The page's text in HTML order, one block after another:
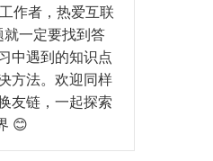
作者，热爱互联
一定要找到答
中遇到的知识点
方法。欢迎同样
友链，一起探索
😊